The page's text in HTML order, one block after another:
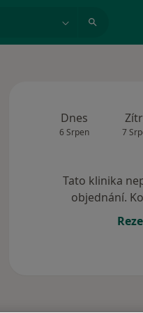
Dnes
6 Srpen 7
Tato klinika
objednání.